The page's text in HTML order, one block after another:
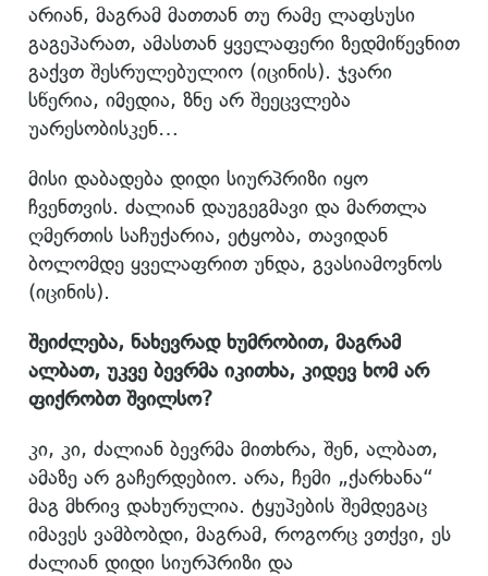
არიან, მაგრამ მათთან თუ რამე ლაფსუსი
გაგეპარათ, ამასთან ყველაფერი ზედმიწევნით
გაქვთ შესრულებულიო (იცინის). ჯვარი
სწერია, იმედია, ზნე არ შეეცვლება
უარესობისკენ…
მისი დაბადება დიდი სიურპრიზი იყო
ჩვენთვის. ძალიან დაუგეგმავი და მართლა
ღმერთის საჩუქარია, ეტყობა, თავიდან
ბოლომდე ყველაფრით უნდა, გვასიამოვნოს
(იცინის).
შეიძლება, ნახევრად ხუმრობით, მაგრამ
ალბათ, უკვე ბევრმა იკითხა, კიდევ ხომ არ
ფიქრობთ შვილსო?
კი, კი, ძალიან ბევრმა მითხრა, შენ, ალბათ,
ამაზე არ გაჩერდებიო. არა, ჩემი „ქარხანა“
მაგ მხრივ დახურულია. ტყუპების შემდეგაც
იმავეს ვამბობდი, მაგრამ, როგორც ვთქვი, ეს
ძალიან დიდი სიურპრიზი და